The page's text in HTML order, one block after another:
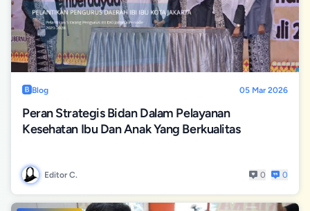
Blog 05 Mar 2026
Peran Strategis Bidan Dalam Pelayanan
Kesehatan Ibu Dan Anak Yang Berkualitas
Editor C. 0 0